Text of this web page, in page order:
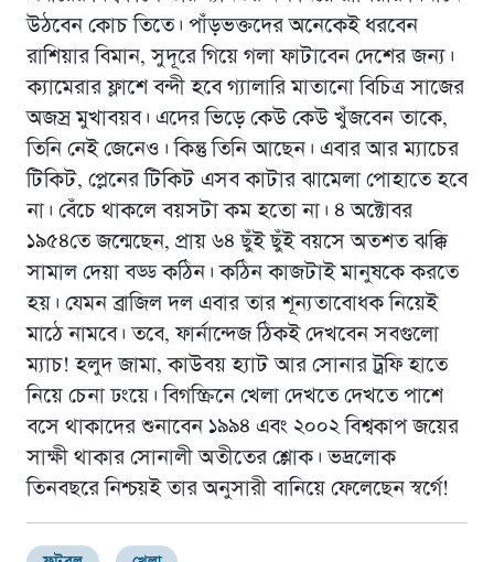
উঠবেন কোচ তিতে। পাঁড়ভক্তদের অনেকেই ধরবেন
রাশিয়ার বিমান, সুদূরে গিয়ে গলা ফাটাবেন দেশের জন্য।
ক্যামেরার ফ্লাশে বন্দী হবে গ্যালারি মাতানো বিচিত্র সাজের
অজস্র মুখাবয়ব। এদের ভিড়ে কেউ কেউ খুঁজবেন তাকে,
তিনি নেই জেনেও। কিন্তু তিনি আছেন। এবার আর ম্যাচের
টিকিট, প্লেনের টিকিট এসব কাটার ঝামেলা পোহাতে হবে
না। বেঁচে থাকলে বয়সটা কম হতো না। ৪ অক্টোবর
১৯৫৪তে জন্মেছেন, প্রায় ৬৪ ছুঁই ছুঁই বয়সে অতশত ঝক্কি
সামাল দেয়া বড্ড কঠিন। কঠিন কাজটাই মানুষকে করতে
হয়। যেমন ব্রাজিল দল এবার তার শূন্যতাবোধক নিয়েই
মাঠে নামবে। তবে, ফার্নান্দেজ ঠিকই দেখবেন সবগুলো
ম্যাচ! হলুদ জামা, কাউবয় হ্যাট আর সোনার ট্রফি হাতে
নিয়ে চেনা ঢংয়ে। বিগস্ক্রিনে খেলা দেখতে দেখতে পাশে
বসে থাকাদের শুনাবেন ১৯৯৪ এবং ২০০২ বিশ্বকাপ জয়ের
সাক্ষী থাকার সোনালী অতীতের শ্লোক। ভদ্রলোক
তিনবছরে নিশ্চয়ই তার অনুসারী বানিয়ে ফেলেছেন স্বর্গে!